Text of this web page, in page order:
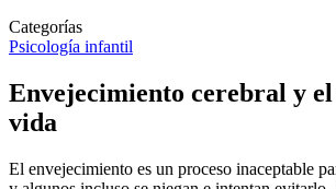
Categorías
Psicología infantil
Envejecimiento cerebral y el
vida
El envejecimiento es un proceso inaceptable